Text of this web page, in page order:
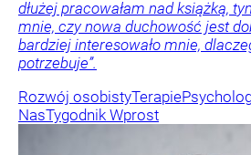
dłużej pracowałam nad książką,
mnie, czy nowa duchowość jest
bardziej interesowało mnie,
potrzebuje”.
Rozwój osobistyTerapie
NasTygodnik Wprost